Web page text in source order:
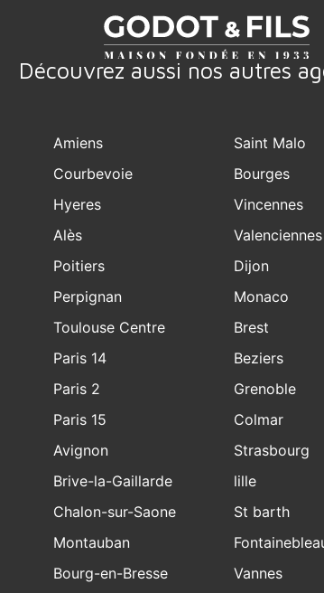
Découvrez aussi nos autres
Amiens
Courbevoie
Hyeres
Alès
Poitiers
Perpignan
Toulouse Centre
Paris 14
Paris 2
Paris 15
Avignon
Saint Malo
Bourges
Vincennes
Valenciennes
Dijon
Monaco
Brest
Beziers
Grenoble
Colmar
Strasbourg
Brive-la-Gaillarde
Chalon-sur-Saone
Montauban
Bourg-en-Bresse
lille
St barth
Vannes